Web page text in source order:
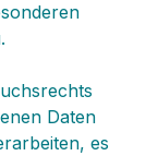
Daten
es